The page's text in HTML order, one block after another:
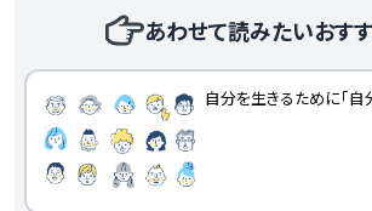
あわせて読みたいおす
自分を生きるために「自